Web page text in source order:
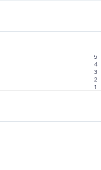
5
4
3
2
1